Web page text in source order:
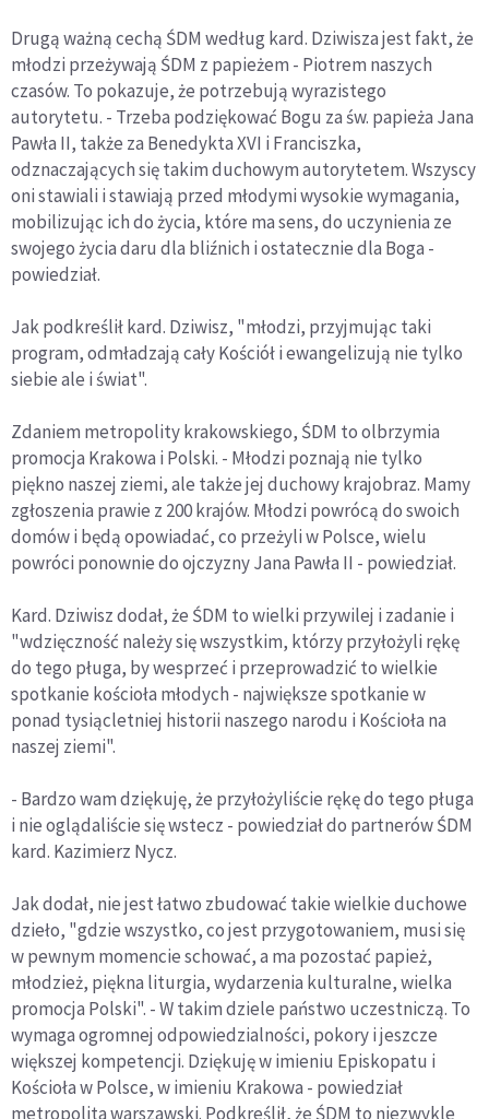
Drugą ważną cechą ŚDM według kard. Dziwisza jest fakt, że
młodzi przeżywają ŚDM z papieżem - Piotrem naszych
czasów. To pokazuje, że potrzebują wyrazistego
autorytetu. - Trzeba podziękować Bogu za św. papieża Jana
Pawła II, także za Benedykta XVI i Franciszka,
odznaczających się takim duchowym autorytetem. Wszyscy
oni stawiali i stawiają przed młodymi wysokie wymagania,
mobilizując ich do życia, które ma sens, do uczynienia ze
swojego życia daru dla bliźnich i ostatecznie dla Boga -
powiedział.
Jak podkreślił kard. Dziwisz, "młodzi, przyjmując taki
program, odmładzają cały Kościół i ewangelizują nie tylko
siebie ale i świat".
Zdaniem metropolity krakowskiego, ŚDM to olbrzymia
promocja Krakowa i Polski. - Młodzi poznają nie tylko
piękno naszej ziemi, ale także jej duchowy krajobraz. Mamy
zgłoszenia prawie z 200 krajów. Młodzi powrócą do swoich
domów i będą opowiadać, co przeżyli w Polsce, wielu
powróci ponownie do ojczyzny Jana Pawła II - powiedział.
Kard. Dziwisz dodał, że ŚDM to wielki przywilej i zadanie i
"wdzięczność należy się wszystkim, którzy przyłożyli rękę
do tego pługa, by wesprzeć i przeprowadzić to wielkie
spotkanie kościoła młodych - największe spotkanie w
ponad tysiącletniej historii naszego narodu i Kościoła na
naszej ziemi".
- Bardzo wam dziękuję, że przyłożyliście rękę do tego pługa
i nie oglądaliście się wstecz - powiedział do partnerów ŚDM
kard. Kazimierz Nycz.
Jak dodał, nie jest łatwo zbudować takie wielkie duchowe
dzieło, "gdzie wszystko, co jest przygotowaniem, musi się
w pewnym momencie schować, a ma pozostać papież,
młodzież, piękna liturgia, wydarzenia kulturalne, wielka
promocja Polski". - W takim dziele państwo uczestniczą. To
wymaga ogromnej odpowiedzialności, pokory i jeszcze
większej kompetencji. Dziękuję w imieniu Episkopatu i
Kościoła w Polsce, w imieniu Krakowa - powiedział
metropolita warszawski. Podkreślił, że ŚDM to niezwykle